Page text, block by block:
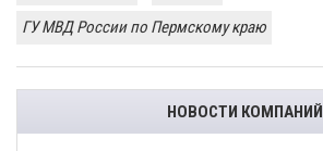
ГУ МВД России по Пермскому краю
НОВОСТИ КОМПАНИЙ